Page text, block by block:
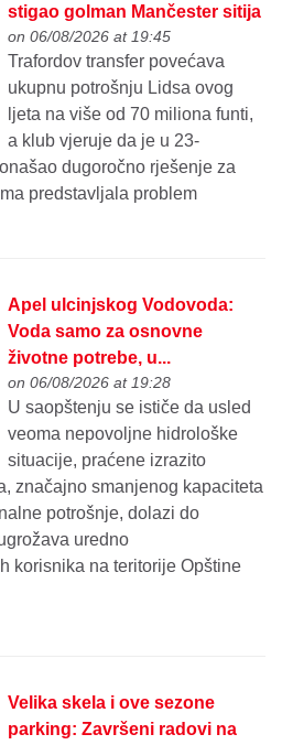
stigao golman Mančester sitija
on 06/08/2026 at 19:45
Trafordov transfer povećava
ukupnu potrošnju Lidsa ovog
ljeta na više od 70 miliona funti,
a klub vjeruje da je u 23-
dugoročno rješenje za
predstavljala problem
Apel ulcinjskog Vodovoda:
Voda samo za osnovne
životne potrebe, u...
on 06/08/2026 at 19:28
U saopštenju se ističe da usled
veoma nepovoljne hidrološke
situacije, praćene izrazito
značajno smanjenog kapaciteta
potrošnje, dolazi do
uredno
korisnika na teritorije Opštine
Velika skela i ove sezone
parking: Završeni radovi na